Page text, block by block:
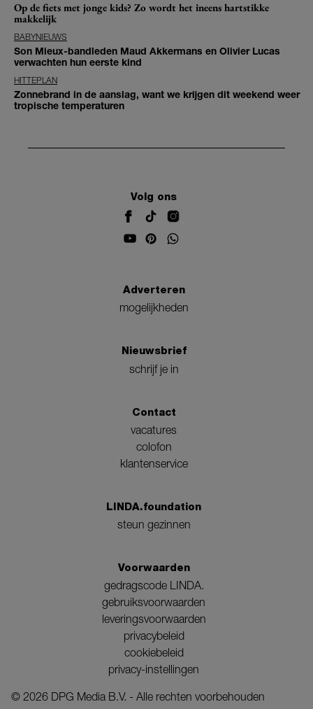
Op de fiets met jonge kids? Zo wordt het ineens hartstikke
makkelijk
BABYNIEUWS
Son Mieux-bandleden Maud Akkermans en Olivier Lucas
verwachten hun eerste kind
HITTEPLAN
Zonnebrand in de aanslag, want we krijgen dit weekend weer
tropische temperaturen
Volg ons
Adverteren
mogelijkheden
Nieuwsbrief
schrijf je in
Contact
vacatures
colofon
klantenservice
LINDA.foundation
steun gezinnen
Voorwaarden
gedragscode LINDA.
gebruiksvoorwaarden
leveringsvoorwaarden
privacybeleid
cookiebeleid
privacy-instellingen
© 2026 DPG Media B.V. - Alle rechten voorbehouden